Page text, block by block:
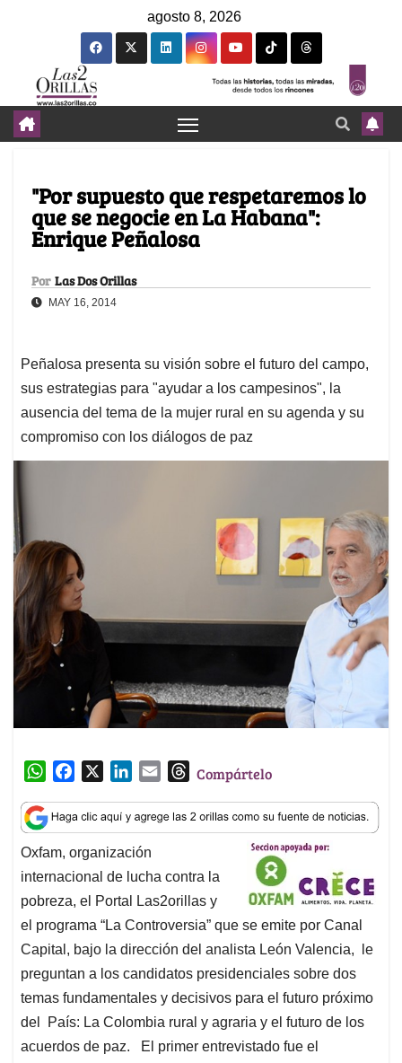
agosto 8, 2026
"Por supuesto que respetaremos lo
que se negocie en La Habana":
Enrique Peñalosa
Por Las Dos Orillas
MAY 16, 2014
Peñalosa presenta su visión sobre el futuro del campo,
sus estrategias para "ayudar a los campesinos", la
ausencia del tema de la mujer rural en su agenda y su
compromiso con los diálogos de paz
W
a
t
s
A
p
p
c
e
b
o
o
k
n
k
e
d
n
a
i
T
r
e
d
s
Compártelo
Oxfam, organización
internacional de lucha contra la
pobreza, el Portal Las2orillas y
el programa “La Controversia” que se emite por Canal
Capital, bajo la dirección del analista León Valencia, le
preguntan a los candidatos presidenciales sobre dos
temas fundamentales y decisivos para el futuro próximo
del País: La Colombia rural y agraria y el futuro de los
acuerdos de paz. El primer entrevistado fue el